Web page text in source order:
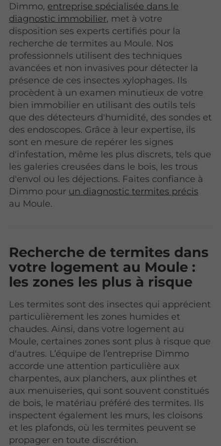
Dimmo, entreprise spécialisée dans le
diagnostic immobilier, met à votre
disposition ses experts certifiés pour la
recherche de termites au Moule. Nos
professionnels utilisent des techniques
avancées et non invasives pour détecter la
présence de ces insectes xylophages. Ils
procèdent à un examen minutieux de votre
bien immobilier en utilisant des outils tels
que des détecteurs d'humidité, des sondes et
des endoscopes. Grâce à leur expertise, ils
sont en mesure de repérer les signes
d'infestation, même les plus discrets, tels que
les galeries creusées dans le bois, les trous
d'envol ou les déjections. Faites confiance à
Dimmo pour un diagnostic termites précis
au Moule.
Recherche de termites dans
votre logement au Moule :
les zones les plus à risque
Les termites sont des insectes qui apprécient
particulièrement les zones humides et
chaudes. Ainsi, dans votre logement au
Moule, certaines zones sont plus à risque que
d'autres. L’équipe de l’entreprise Dimmo
accorde une attention particulière aux
charpentes, aux planchers, aux plinthes et
aux menuiseries, qui sont souvent constitués
de bois, le matériau préféré des termites. Ils
inspectent également les murs, les cloisons
et les plafonds, où les termites peuvent se
propager en toute discrétion.